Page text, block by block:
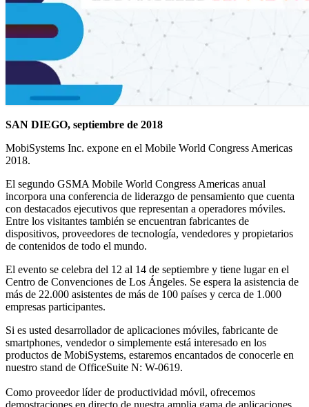
SAN DIEGO, septiembre de 2018
MobiSystems Inc. expone en el Mobile World Congress Americas
2018.
El segundo GSMA Mobile World Congress Americas anual
incorpora una conferencia de liderazgo de pensamiento que cuenta
con destacados ejecutivos que representan a operadores móviles.
Entre los visitantes también se encuentran fabricantes de
dispositivos, proveedores de tecnología, vendedores y propietarios
de contenidos de todo el mundo.
El evento se celebra del 12 al 14 de septiembre y tiene lugar en el
Centro de Convenciones de Los Ángeles. Se espera la asistencia de
más de 22.000 asistentes de más de 100 países y cerca de 1.000
empresas participantes.
Si es usted desarrollador de aplicaciones móviles, fabricante de
smartphones, vendedor o simplemente está interesado en los
productos de MobiSystems, estaremos encantados de conocerle en
nuestro stand de OfficeSuite N: W-0619.
Como proveedor líder de productividad móvil, ofrecemos
demostraciones en directo de nuestra amplia gama de aplicaciones